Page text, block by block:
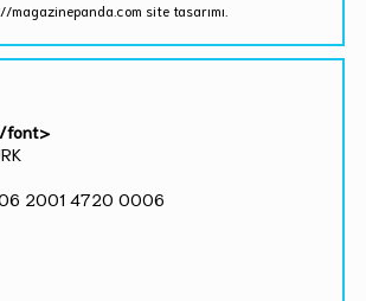
magazinepanda.com site tasarımı.
font>
2001 4720 0006